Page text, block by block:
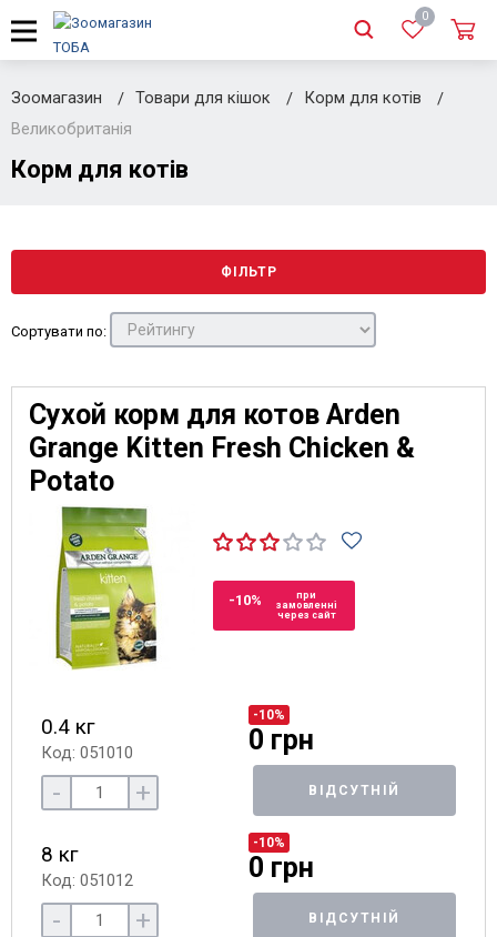
0
Зоомагазин Товари для кішок
Корм для котів
Великобританія
Корм для котів
ФІЛЬТР
Сортувати по:
Сухой корм для котов Arden
Grange Kitten Fresh Chicken &
Potato
-10%
при
замовленні
через сайт
0.4 кг
Код: 051010
-10%
0 грн
- + ВІДСУТНІЙ
8 кг
Код: 051012
-10%
0 грн
- + ВІДСУТНІЙ